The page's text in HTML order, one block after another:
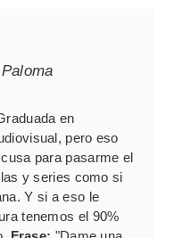
en
pero eso
para pasarme el
y series como si
Y si a eso le
tenemos el 90%